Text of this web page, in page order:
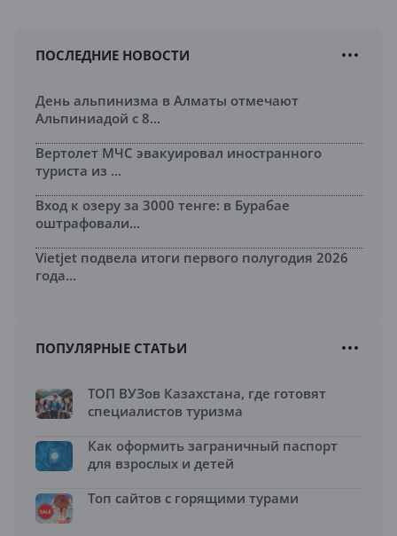
ПОСЛЕДНИЕ НОВОСТИ
День альпинизма в Алматы отмечают
Альпиниадой с 8...
Вертолет МЧС эвакуировал иностранного
туриста из ...
Вход к озеру за 3000 тенге: в Бурабае
оштрафовали...
Vietjet подвела итоги первого полугодия 2026
года...
ПОПУЛЯРНЫЕ СТАТЬИ
ТОП ВУЗов Казахстана, где готовят
специалистов туризма
Как оформить заграничный паспорт
для взрослых и детей
Топ сайтов с горящими турами